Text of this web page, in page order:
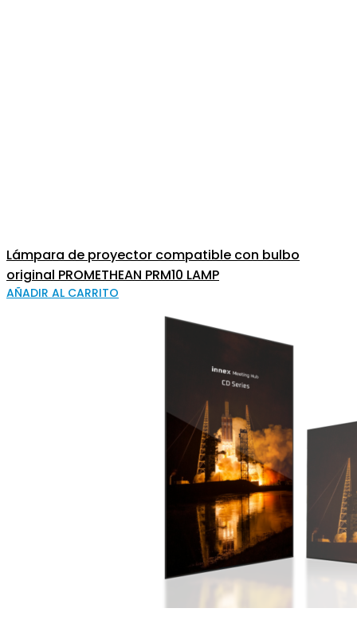
Lámpara de proyector compatible con bulbo
original PROMETHEAN PRM10 LAMP
AÑADIR AL CARRITO